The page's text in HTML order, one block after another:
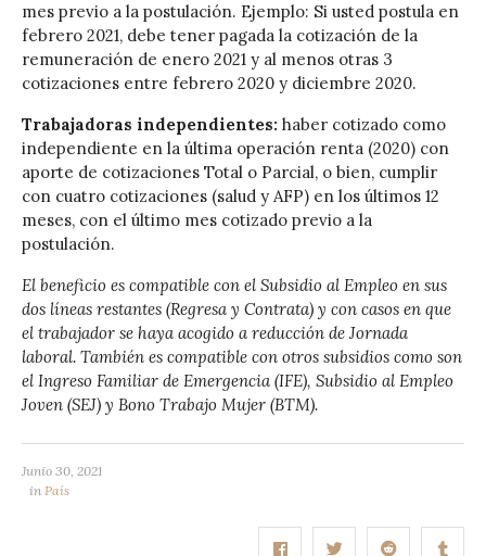
mes previo a la postulación. Ejemplo: Si usted postula en
febrero 2021, debe tener pagada la cotización de la
remuneración de enero 2021 y al menos otras 3
cotizaciones entre febrero 2020 y diciembre 2020.
Trabajadoras independientes: haber cotizado como
independiente en la última operación renta (2020) con
aporte de cotizaciones Total o Parcial, o bien, cumplir
con cuatro cotizaciones (salud y AFP) en los últimos 12
meses, con el último mes cotizado previo a la
postulación.
El beneficio es compatible con el Subsidio al Empleo en sus
dos líneas restantes (Regresa y Contrata) y con casos en que
el trabajador se haya acogido a reducción de Jornada
laboral. También es compatible con otros subsidios como son
el Ingreso Familiar de Emergencia (IFE), Subsidio al Empleo
Joven (SEJ) y Bono Trabajo Mujer (BTM).
Junio 30, 2021
in País